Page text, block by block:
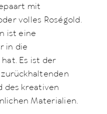
mit
volles Roségold.
ist eine
in die
Es ist der
des kreativen
Materialien.